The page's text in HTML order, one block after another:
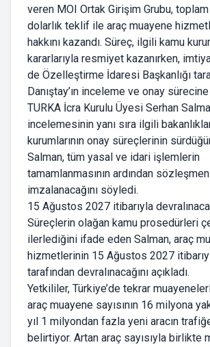
veren MOI Ortak Girişim Grubu,
dolarlık teklif ile araç muayene
hakkını kazandı. Süreç, ilgili kamu
kararlarıyla resmiyet kazanırken,
de Özelleştirme İdaresi Başkanlığı
Danıştay’ın inceleme ve onay
TURKA İcra Kurulu Üyesi Serhan
incelemesinin yanı sıra ilgili
kurumlarının onay süreçlerinin
Salman, tüm yasal ve idari işlemlerin
tamamlanmasının ardından
imzalanacağını söyledi.
15 Ağustos 2027 itibarıyla
Süreçlerin olağan kamu prosedürleri
ilerlediğini ifade eden Salman, araç
hizmetlerinin 15 Ağustos 2027
tarafından devralınacağını açıkladı.
Yetkililer, Türkiye’de tekrar
araç muayene sayısının 16 milyona
yıl 1 milyondan fazla yeni aracın trafiğe
belirtiyor. Artan araç sayısıyla birlikte